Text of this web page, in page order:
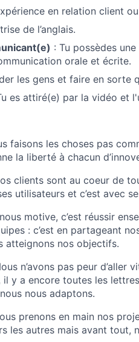
en relation client
de l’anglais.
: Tu possèdes
orale et écrite.
les gens et faire en sorte
es attiré(e) par la vidéo et
faisons les choses pas
la liberté à chacun
clients sont au coeur de
utilisateurs et c’est avec
motive, c’est réussir
: c’est en partageant
atteignons nos objectifs.
n’avons pas peur d’aller
y a encore toutes les
nous adaptons.
prenons en main nos
les autres mais avant tout,